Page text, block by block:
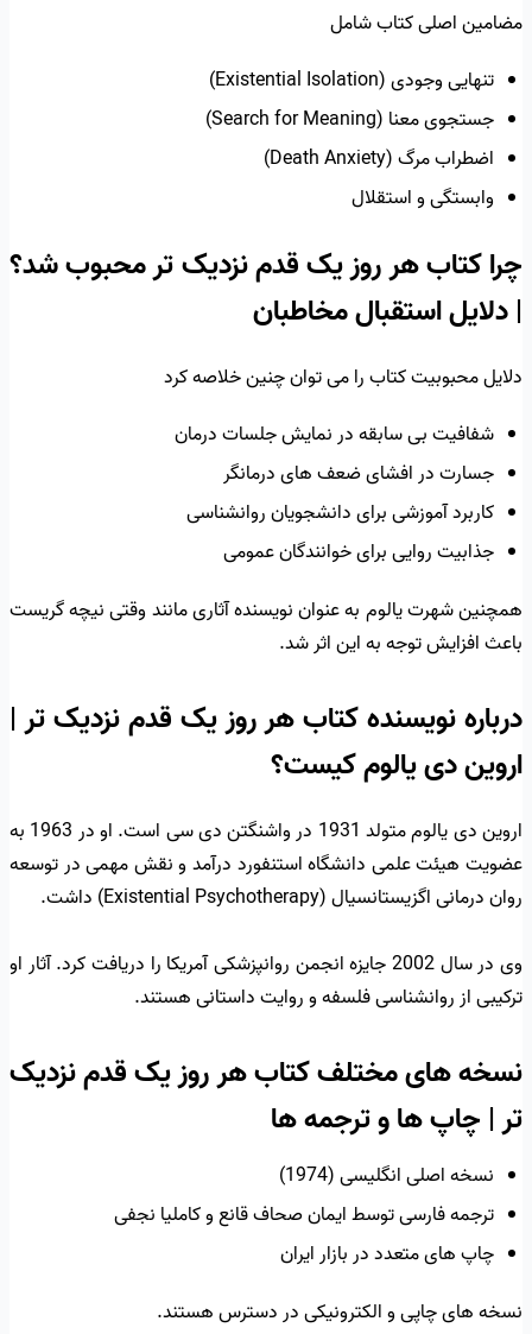
مضامین اصلی کتاب شامل
تنهایی وجودی (Existential Isolation)
جستجوی معنا (Search for Meaning)
اضطراب مرگ (Death Anxiety)
وابستگی و استقلال
چرا کتاب هر روز یک قدم نزدیک تر محبوب شد؟
| دلایل استقبال مخاطبان
دلایل محبوبیت کتاب را می توان چنین خلاصه کرد
شفافیت بی سابقه در نمایش جلسات درمان
جسارت در افشای ضعف های درمانگر
کاربرد آموزشی برای دانشجویان روانشناسی
جذابیت روایی برای خوانندگان عمومی
همچنین شهرت یالوم به عنوان نویسنده آثاری مانند وقتی نیچه گریست
باعث افزایش توجه به این اثر شد.
درباره نویسنده کتاب هر روز یک قدم نزدیک تر |
اروین دی یالوم کیست؟
اروین دی یالوم متولد 1931 در واشنگتن دی سی است. او در 1963 به
عضویت هیئت علمی دانشگاه استنفورد درآمد و نقش مهمی در توسعه
روان درمانی اگزیستانسیال (Existential Psychotherapy) داشت.
وی در سال 2002 جایزه انجمن روانپزشکی آمریکا را دریافت کرد. آثار او
ترکیبی از روانشناسی فلسفه و روایت داستانی هستند.
نسخه های مختلف کتاب هر روز یک قدم نزدیک
تر | چاپ ها و ترجمه ها
نسخه اصلی انگلیسی (1974)
ترجمه فارسی توسط ایمان صحاف قانع و کاملیا نجفی
چاپ های متعدد در بازار ایران
نسخه های چاپی و الکترونیکی در دسترس هستند.